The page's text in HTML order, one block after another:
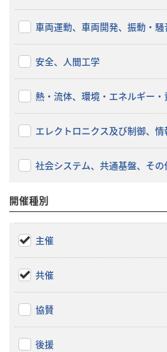
車両運動、車両開発、振動・
安全、人間工学
熱・流体、環境・エネルギー
エレクトロニクス及び制御、
社会システム、共通基盤、その
開催種別
主催
共催
協賛
後援